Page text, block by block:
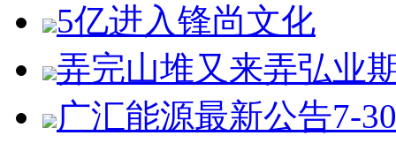
5亿进入锋尚文化
弄完山堆又来弄弘业
广汇能源最新公告7-30